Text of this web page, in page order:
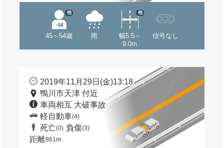
45～54歳
他
雨
幅5.5～
9.0m
他
信号なし
2019年11月29日(金)13:18
鴨川市天津 付近
車両相互 大破事故
軽自動車(4)
死亡(0) 負傷(3)
距離861m